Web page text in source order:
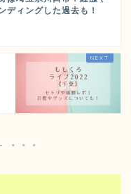
ディングした過去も！